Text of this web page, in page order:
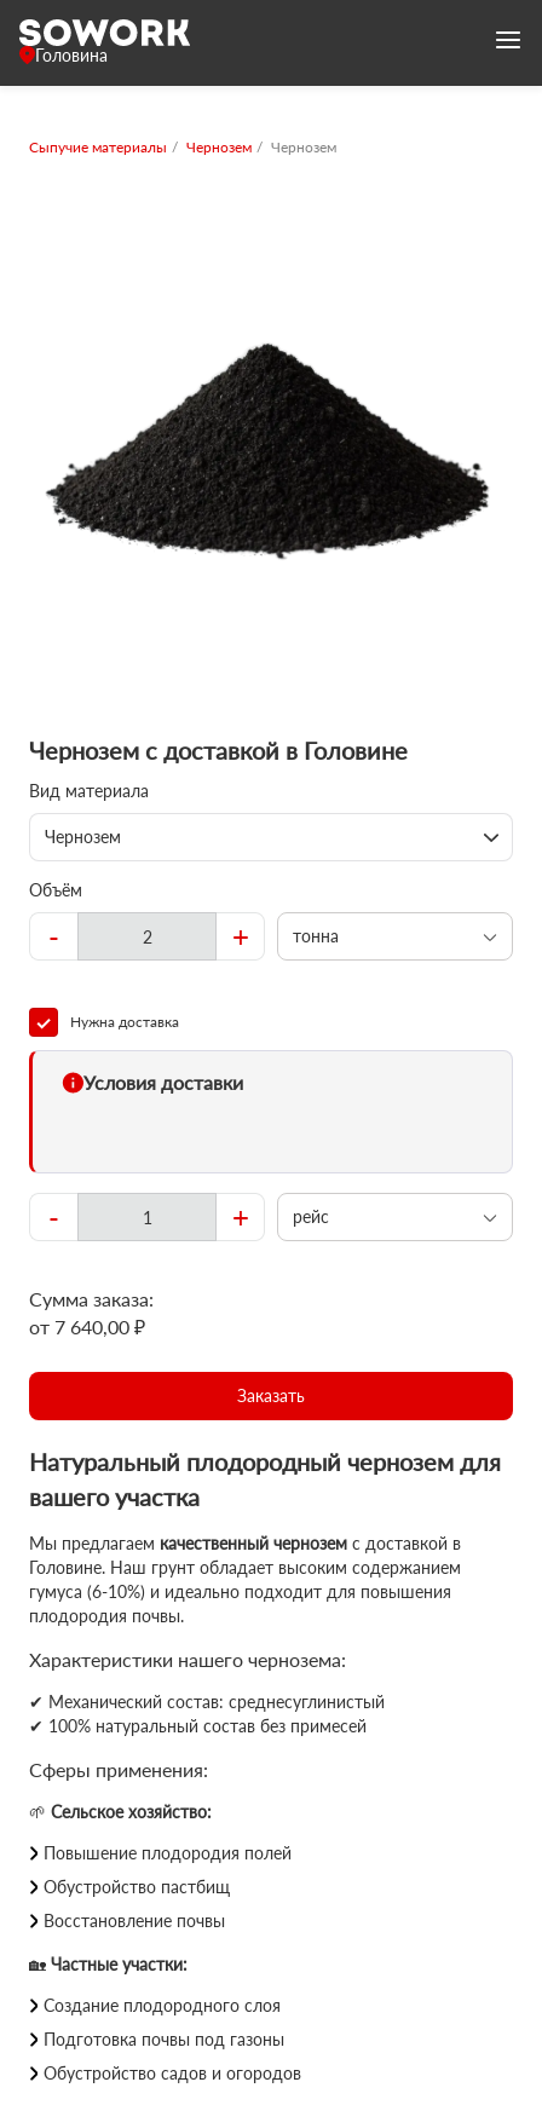
Головина
Сыпучие материалы Чернозем Чернозем
Чернозем с доставкой в Головине
Вид материала
Чернозем
Объём
- + тонна
Нужна доставка
Условия доставки
- + рейс
Сумма заказа:
от 7 640,00 ₽
Заказать
Натуральный плодородный чернозем для
вашего участка
Мы предлагаем качественный чернозем с доставкой в
Головине. Наш грунт обладает высоким содержанием
гумуса (6-10%) и идеально подходит для повышения
плодородия почвы.
Характеристики нашего чернозема:
✔ Механический состав: среднесуглинистый
✔ 100% натуральный состав без примесей
Сферы применения:
🌱 Сельское хозяйство:
Повышение плодородия полей
Обустройство пастбищ
Восстановление почвы
🏡 Частные участки:
Создание плодородного слоя
Подготовка почвы под газоны
Обустройство садов и огородов